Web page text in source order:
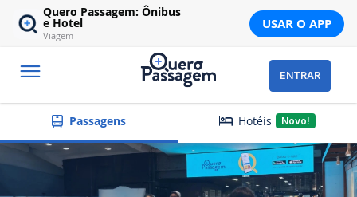
Quero Passagem: Ônibus
e Hotel
Viagem
USAR O APP
ENTRAR
Passagens Hotéis Novo!